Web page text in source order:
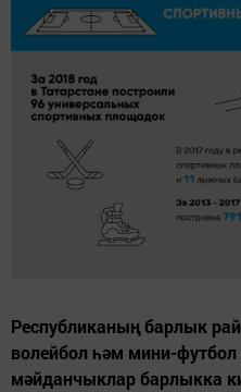
Республиканың барлык
волейбол һәм мини-
мәйданчыклар барлыкка